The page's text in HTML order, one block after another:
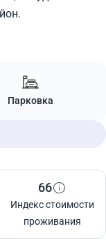
Парковка
66
Индекс стоимости
проживания